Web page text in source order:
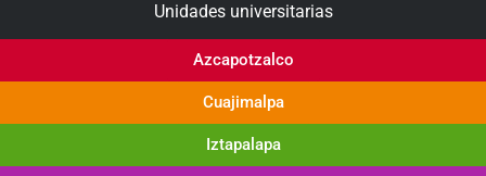
Unidades universitarias
Azcapotzalco
Cuajimalpa
Iztapalapa